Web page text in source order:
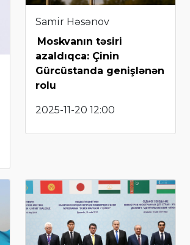
Samir Həsənov
Moskvanın təsiri
azaldıqca: Çinin
Gürcüstanda genişlənən
rolu
2025-11-20 12:00